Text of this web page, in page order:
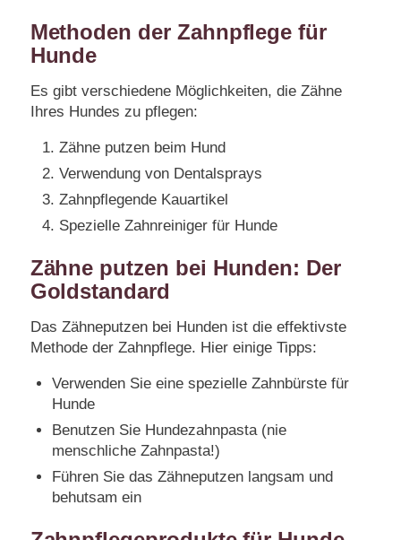
Methoden der Zahnpflege für
Hunde
Es gibt verschiedene Möglichkeiten, die Zähne
Ihres Hundes zu pflegen:
Zähne putzen beim Hund
Verwendung von Dentalsprays
Zahnpflegende Kauartikel
Spezielle Zahnreiniger für Hunde
Zähne putzen bei Hunden: Der
Goldstandard
Das Zähneputzen bei Hunden ist die effektivste
Methode der Zahnpflege. Hier einige Tipps:
Verwenden Sie eine spezielle Zahnbürste für
Hunde
Benutzen Sie Hundezahnpasta (nie
menschliche Zahnpasta!)
Führen Sie das Zähneputzen langsam und
behutsam ein